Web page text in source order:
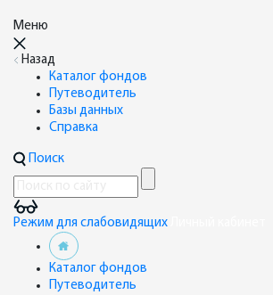
Меню
Назад
Каталог фондов
Путеводитель
Базы данных
Справка
Поиск
Режим для слабовидящих
Каталог фондов
Путеводитель